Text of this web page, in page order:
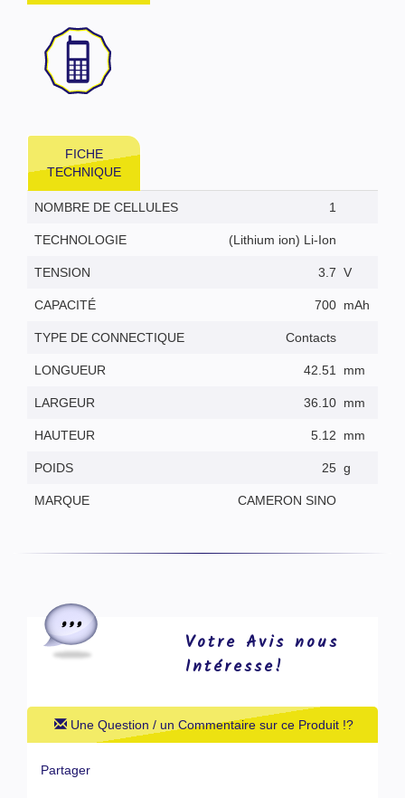
FICHE
TECHNIQUE
NOMBRE DE CELLULES 1
TECHNOLOGIE (Lithium ion) Li-Ion
TENSION 3.7 V
CAPACITÉ 700 mAh
TYPE DE CONNECTIQUE Contacts
LONGUEUR 42.51 mm
LARGEUR 36.10 mm
HAUTEUR 5.12 mm
POIDS 25 g
MARQUE CAMERON SINO
Votre Avis nous
Intéresse!
Une Question / un Commentaire sur ce Produit !?
Partager